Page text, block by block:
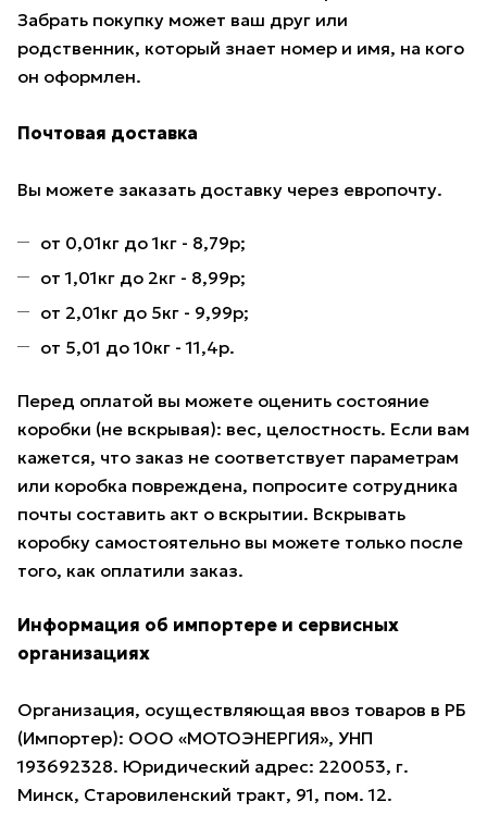
Забрать покупку может ваш друг или
родственник, который знает номер и имя, на кого
он оформлен.
Почтовая доставка
Вы можете заказать доставку через европочту.
от 0,01кг до 1кг - 8,79р;
от 1,01кг до 2кг - 8,99р;
от 2,01кг до 5кг - 9,99р;
от 5,01 до 10кг - 11,4р.
Перед оплатой вы можете оценить состояние
коробки (не вскрывая): вес, целостность. Если вам
кажется, что заказ не соответствует параметрам
или коробка повреждена, попросите сотрудника
почты составить акт о вскрытии. Вскрывать
коробку самостоятельно вы можете только после
того, как оплатили заказ.
Информация об импортере и сервисных
организациях
Организация, осуществляющая ввоз товаров в РБ
(Импортер): ООО «МОТОЭНЕРГИЯ», УНП
193692328. Юридический адрес: 220053, г.
Минск, Старовиленский тракт, 91, пом. 12.